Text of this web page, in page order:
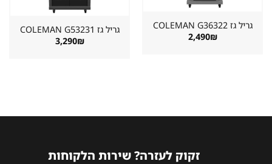
גריל גז ⁦COLEMAN G36322⁩
2,490₪
גריל גז ⁦COLEMAN G53231⁩
3,290₪
זקוק לעזרה? שירות הלקוחות